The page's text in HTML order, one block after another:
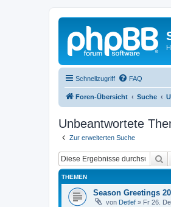
Schnellzugriff FAQ
Foren-Übersicht Suche
Unbeantwortete
Zur erweiterten Suche
THEMEN
Season Greetings
von Detlef » Fr 26.